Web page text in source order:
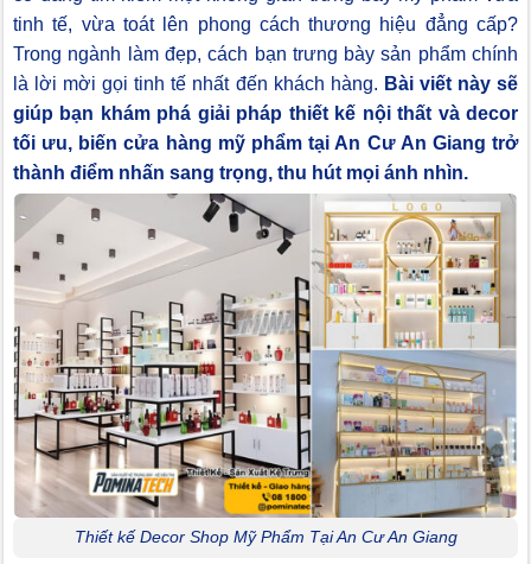
tinh tế, vừa toát lên phong cách thương hiệu đẳng cấp?
Trong ngành làm đẹp, cách bạn trưng bày sản phẩm chính
là lời mời gọi tinh tế nhất đến khách hàng. Bài viết này sẽ
giúp bạn khám phá giải pháp thiết kế nội thất và decor
tối ưu, biến cửa hàng mỹ phẩm tại An Cư An Giang trở
thành điểm nhấn sang trọng, thu hút mọi ánh nhìn.
Thiết kế Decor Shop Mỹ Phẩm Tại An Cư An Giang